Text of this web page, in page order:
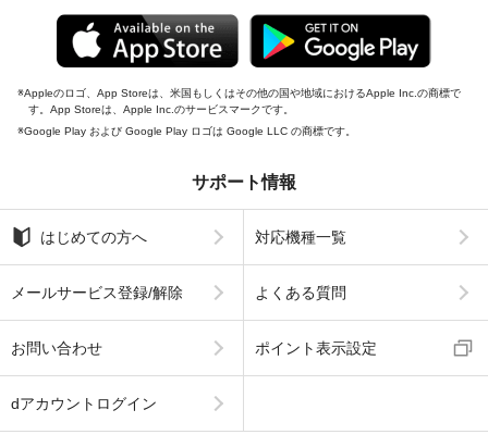
Appleのロゴ、App Storeは、米国もしくはその他の国や地域におけるApple Inc.の商標で
す。App Storeは、Apple Inc.のサービスマークです。
Google Play および Google Play ロゴは Google LLC の商標です。
サポート情報
はじめての方へ 対応機種一覧
メールサービス登録/解除 よくある質問
お問い合わせ ポイント表示設定
dアカウントログイン